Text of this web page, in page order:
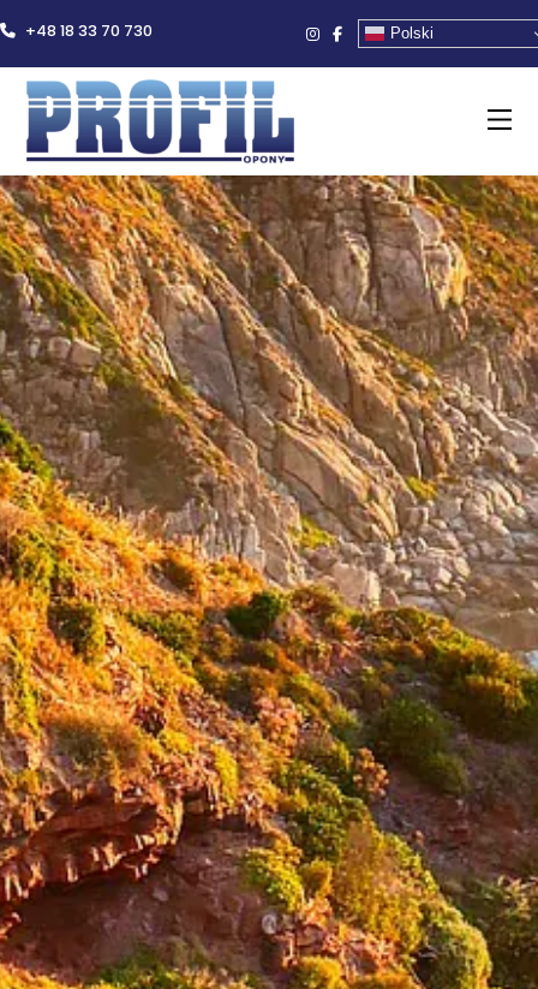
+48 18 33 70 730 Polski